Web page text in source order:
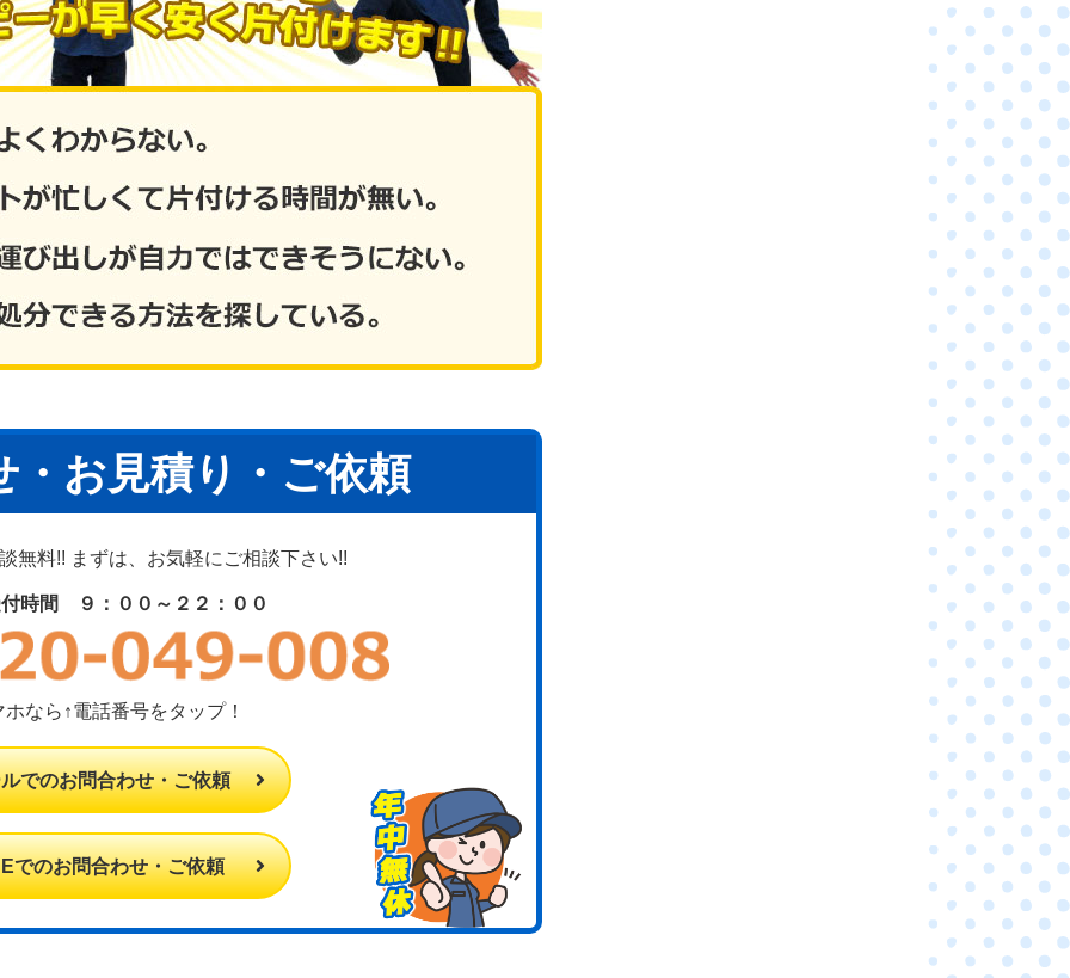
・お見積り・ご依頼
無料!! まずは、お気軽にご相談下さい!!
時間 ９：００～２２：００
ホなら↑電話番号をタップ！
でのお問合わせ・ご依頼
でのお問合わせ・ご依頼